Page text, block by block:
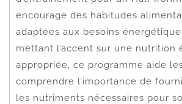
encourage des habitudes
adaptées aux besoins
mettant l’accent sur une nutrition
appropriée, ce programme aide
comprendre l’importance de
les nutriments nécessaires pour